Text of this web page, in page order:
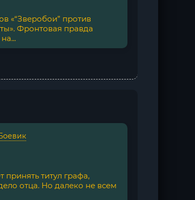
«“Зверобои” против
Фронтовая правда
титул графа,
отца. Но далеко не всем